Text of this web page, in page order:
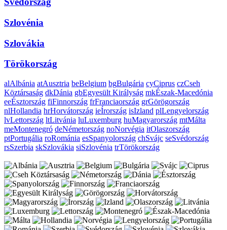
Szlovénia
Szlovákia
Törökország
alAlbánia atAusztria beBelgium bgBulgária cyCiprus czCseh
Köztársaság dkDánia gbEgyesült Királyság mkÉszak-Macedónia
eeÉsztország fiFinnország frFranciaország grGörögország
nlHollandia hrHorvátország ieÍrország isIzland plLengyelország
lvLettország ltLitvánia luLuxemburg huMagyarország mtMálta
meMontenegró deNémetország noNorvégia itOlaszország
ptPortugália roRománia esSpanyolország chSvájc seSvédország
rsSzerbia skSzlovákia siSzlovénia trTörökország